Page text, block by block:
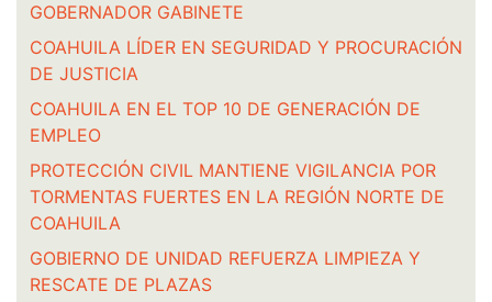
GOBERNADOR GABINETE
COAHUILA LÍDER EN SEGURIDAD Y PROCURACIÓN
DE JUSTICIA
COAHUILA EN EL TOP 10 DE GENERACIÓN DE
EMPLEO
PROTECCIÓN CIVIL MANTIENE VIGILANCIA POR
TORMENTAS FUERTES EN LA REGIÓN NORTE DE
COAHUILA
GOBIERNO DE UNIDAD REFUERZA LIMPIEZA Y
RESCATE DE PLAZAS